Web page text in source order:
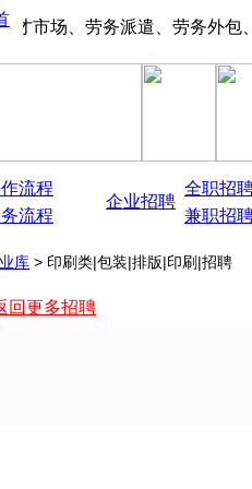
才市场、劳务派遣、劳务外包
流程
企业招聘
全职招
流程
兼职招
库 > 印刷类|包装|排版|印刷|招聘
回更多招聘